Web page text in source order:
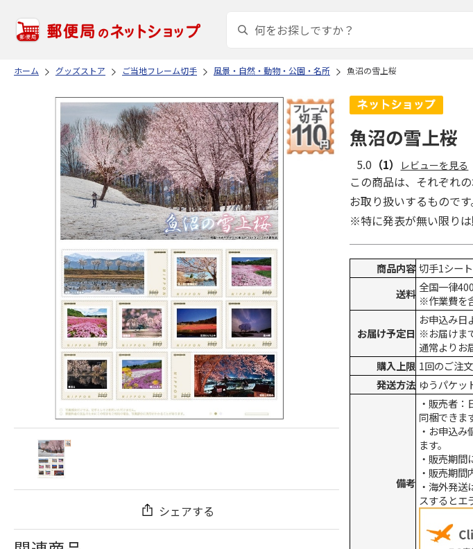
ホーム グッズストア ご当地フレーム切手 風景・自然・動物・公園・名所 魚沼の雪上桜
シェアする
魚沼の雪上桜
5.0 （1） レビューを見る
この商品は、それぞれ
お取り扱いするものです
※特に発表が無い限りは
商品内容 切手1シー
送料 全国一律
※作業費を
お届け予定日
お申込み日
※お届けま
通常よりお
購入上限 1回のご注
発送方法 ゆうパケッ
備考
・販売者
同梱できま
・お申込
ます。
・販売期間
・販売期間
・海外発
スするとエ